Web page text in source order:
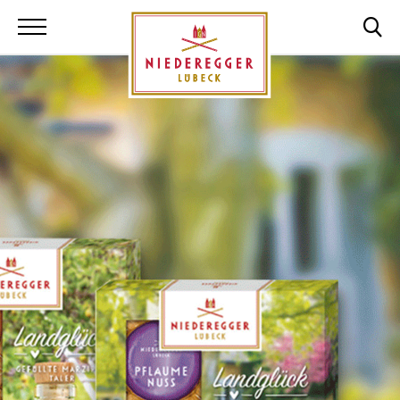
Niederegger